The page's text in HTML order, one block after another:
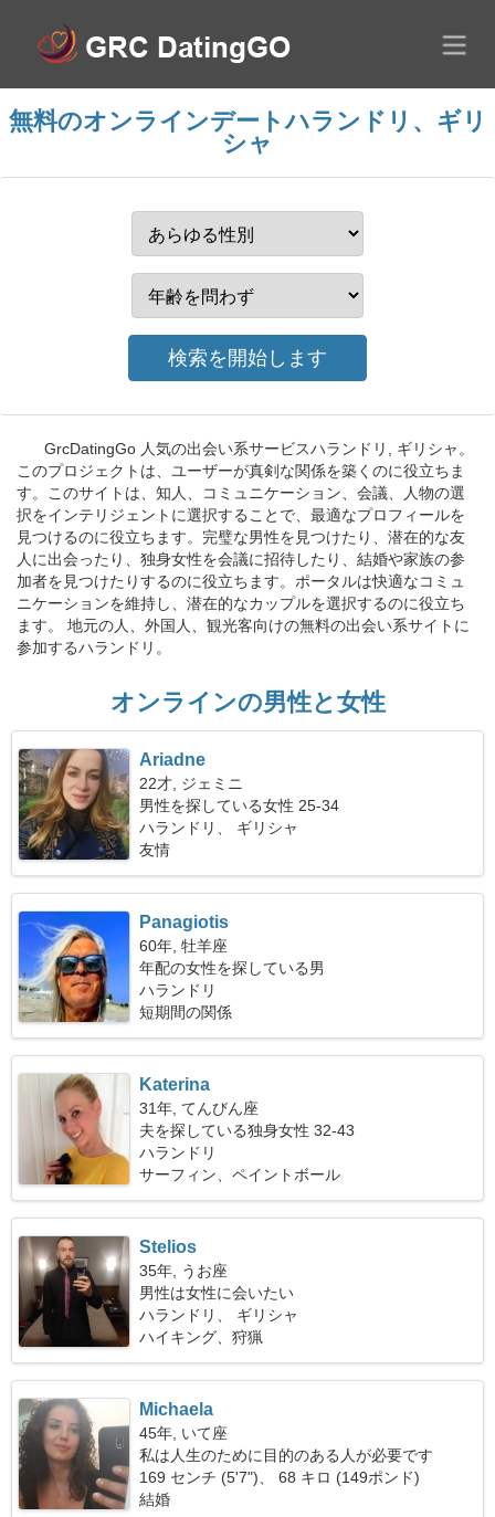
無料のオンラインデートハランドリ、ギリ
シャ
GrcDatingGo 人気の出会い系サービスハランドリ, ギリシャ。
このプロジェクトは、ユーザーが真剣な関係を築くのに役立ちま
す。このサイトは、知人、コミュニケーション、会議、人物の選
択をインテリジェントに選択することで、最適なプロフィールを
見つけるのに役立ちます。完璧な男性を見つけたり、潜在的な友
人に出会ったり、独身女性を会議に招待したり、結婚や家族の参
加者を見つけたりするのに役立ちます。ポータルは快適なコミュ
ニケーションを維持し、潜在的なカップルを選択するのに役立ち
ます。 地元の人、外国人、観光客向けの無料の出会い系サイトに
参加するハランドリ。
オンラインの男性と女性
Ariadne
22才, ジェミニ
男性を探している女性 25-34
ハランドリ、 ギリシャ
友情
Panagiotis
60年, 牡羊座
年配の女性を探している男
ハランドリ
短期間の関係
Katerina
31年, てんびん座
夫を探している独身女性 32-43
ハランドリ
サーフィン、ペイントボール
Stelios
35年, うお座
男性は女性に会いたい
ハランドリ、 ギリシャ
ハイキング、狩猟
Michaela
45年, いて座
私は人生のために目的のある人が必要です
169 センチ (5'7")、 68 キロ (149ポンド)
結婚